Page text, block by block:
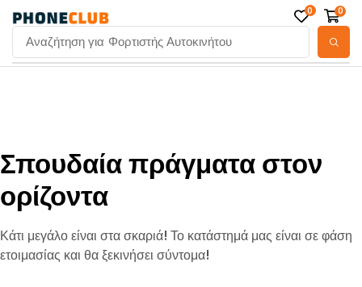
Αναζήτηση για Φορτιστής Αυτοκινήτου
0 0
Σπουδαία πράγματα στον
ορίζοντα
Κάτι μεγάλο είναι στα σκαριά! Το κατάστημά μας είναι σε φάση
ετοιμασίας και θα ξεκινήσει σύντομα!